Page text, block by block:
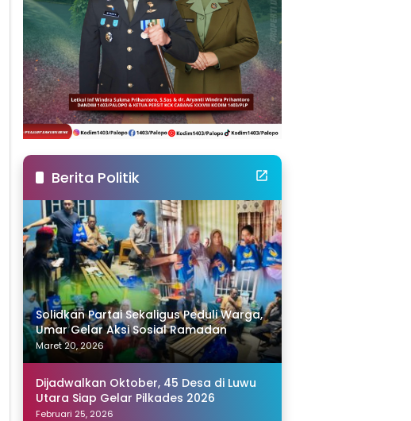
Berita Politik
Solidkan Partai Sekaligus Peduli Warga,
Umar Gelar Aksi Sosial Ramadan
Maret 20, 2026
Dijadwalkan Oktober, 45 Desa di Luwu
Utara Siap Gelar Pilkades 2026
Februari 25, 2026